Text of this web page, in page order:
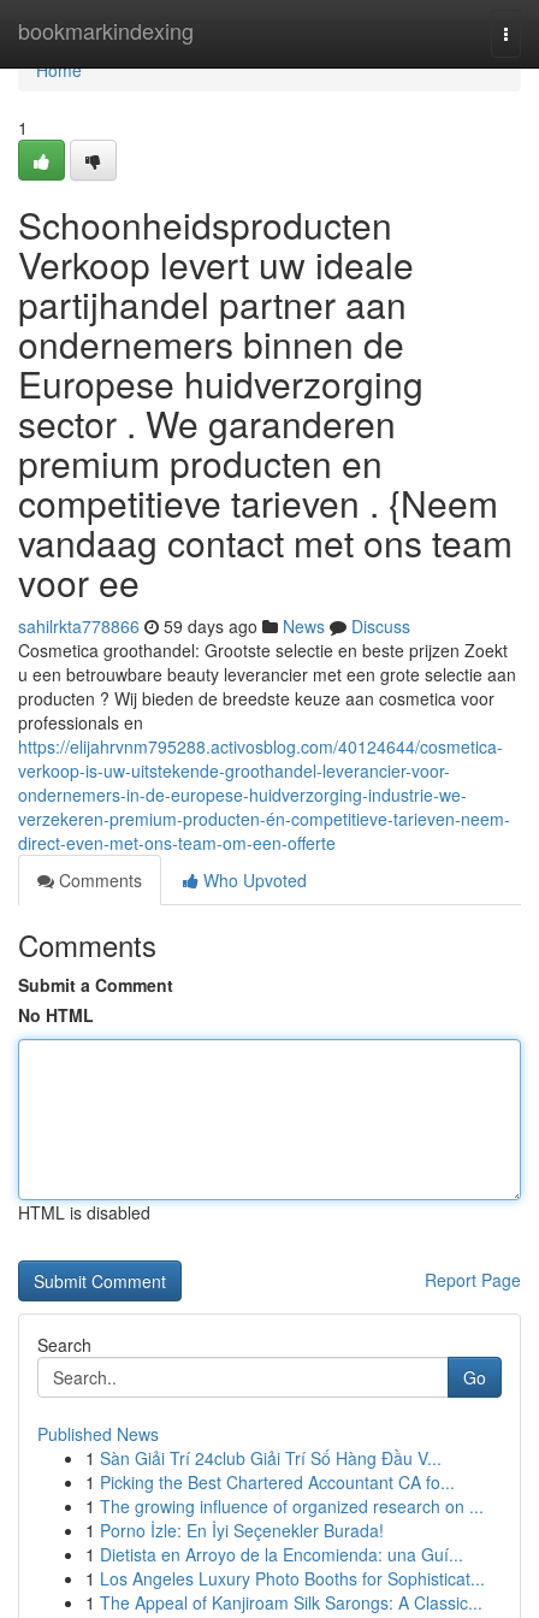
bookmarkindexing
Home
Home
1
Schoonheidsproducten
Verkoop levert uw ideale
partijhandel partner aan
ondernemers binnen de
Europese huidverzorging
sector . We garanderen
premium producten en
competitieve tarieven . {Neem
vandaag contact met ons team
voor ee
sahilrkta778866 59 days ago News
Discuss
Cosmetica groothandel: Grootste selectie en beste prijzen Zoekt
u een betrouwbare beauty leverancier met een grote selectie aan
producten ? Wij bieden de breedste keuze aan cosmetica voor
professionals en
https://elijahrvnm795288.activosblog.com/40124644/cosmetica-
verkoop-is-uw-uitstekende-groothandel-leverancier-voor-
ondernemers-in-de-europese-huidverzorging-industrie-we-
verzekeren-premium-producten-én-competitieve-tarieven-neem-
direct-even-met-ons-team-om-een-offerte
Comments
Who Upvoted
Comments
Submit a Comment
No HTML
HTML is disabled
Report Page
Search
Go
Published News
1 Sàn Giải Trí 24club Giải Trí Số Hàng Đầu V...
1 Picking the Best Chartered Accountant CA fo...
1 The growing influence of organized research on ...
1 Porno İzle: En İyi Seçenekler Burada!
1 Dietista en Arroyo de la Encomienda: una Guí...
1 Los Angeles Luxury Photo Booths for Sophisticat...
1 The Appeal of Kanjiroam Silk Sarongs: A Classic...